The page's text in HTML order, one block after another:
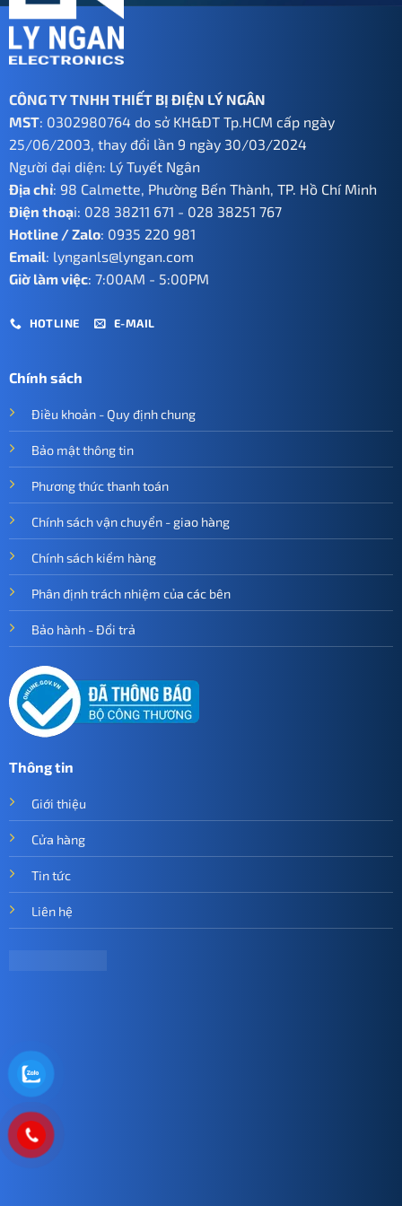
CÔNG TY TNHH THIẾT BỊ ĐIỆN LÝ NGÂN
MST: 0302980764 do sở KH&ĐT Tp.HCM cấp ngày
25/06/2003, thay đổi lần 9 ngày 30/03/2024
Người đại diện: Lý Tuyết Ngân
Địa chỉ: 98 Calmette, Phường Bến Thành, TP. Hồ Chí Minh
Điện thoại: 028 38211 671 - 028 38251 767
Hotline / Zalo: 0935 220 981
Email: lynganls@lyngan.com
Giờ làm việc: 7:00AM - 5:00PM
HOTLINE E-MAIL
Chính sách
Điều khoản - Quy định chung
Bảo mật thông tin
Phương thức thanh toán
Chính sách vận chuyển - giao hàng
Chính sách kiểm hàng
Phân định trách nhiệm của các bên
Bảo hành - Đổi trả
Thông tin
Giới thiệu
Cửa hàng
Tin tức
Liên hệ